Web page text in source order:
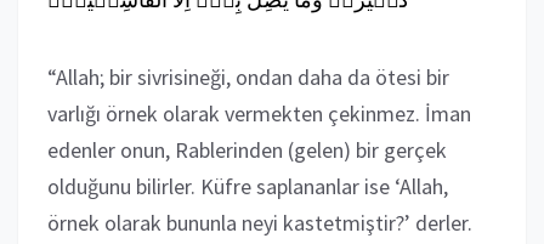
“Allah; bir sivrisineği, ondan daha da ötesi bir
varlığı örnek olarak vermekten çekinmez. İman
edenler onun, Rablerinden (gelen) bir gerçek
olduğunu bilirler. Küfre saplananlar ise ‘Allah,
örnek olarak bununla neyi kastetmiştir?’ derler.